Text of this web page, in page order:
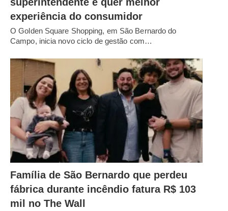
experiência do consumidor
O Golden Square Shopping, em São Bernardo do
Campo, inicia novo ciclo de gestão com…
Família de São Bernardo que perdeu
fábrica durante incêndio fatura R$ 103
mil no The Wall